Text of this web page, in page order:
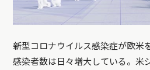
新型コロナウイルス感染症が欧米
感染者数は日々増大している。米